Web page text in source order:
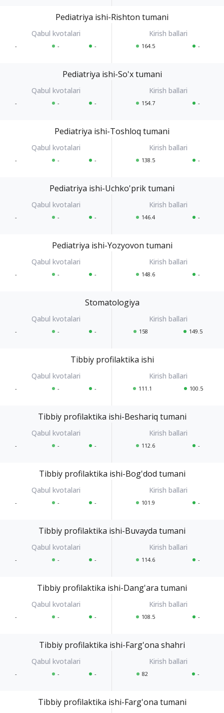
Pediatriya ishi-Rishton tumani
- - - 164.5 -
Pediatriya ishi-So'x tumani
- - - 154.7 -
Pediatriya ishi-Toshloq tumani
- - - 138.5 -
Pediatriya ishi-Uchko'prik tumani
- - - 146.4 -
Pediatriya ishi-Yozyovon tumani
- - - 148.6 -
Stomatologiya
- - - 158 149.5
Tibbiy profilaktika ishi
- - - 111.1 100.5
Tibbiy profilaktika ishi-Beshariq tumani
- - - 112.6 -
Tibbiy profilaktika ishi-Bog'dod tumani
- - - 101.9 -
Tibbiy profilaktika ishi-Buvayda tumani
- - - 114.6 -
Tibbiy profilaktika ishi-Dang'ara tumani
- - - 108.5 -
Tibbiy profilaktika ishi-Farg'ona shahri
- - - 82 -
Tibbiy profilaktika ishi-Farg'ona tumani